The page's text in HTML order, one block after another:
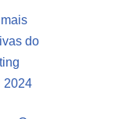
do
2024